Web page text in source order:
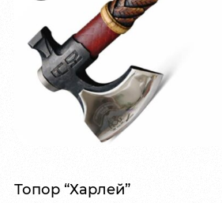
Топор “Харлей”